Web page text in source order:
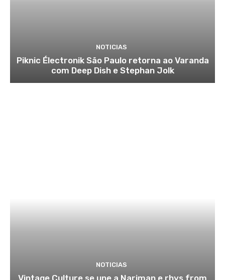
NOTICIAS
Piknic Électronik São Paulo retorna ao Varanda
com Deep Dish e Stephan Jolk
NOTICIAS